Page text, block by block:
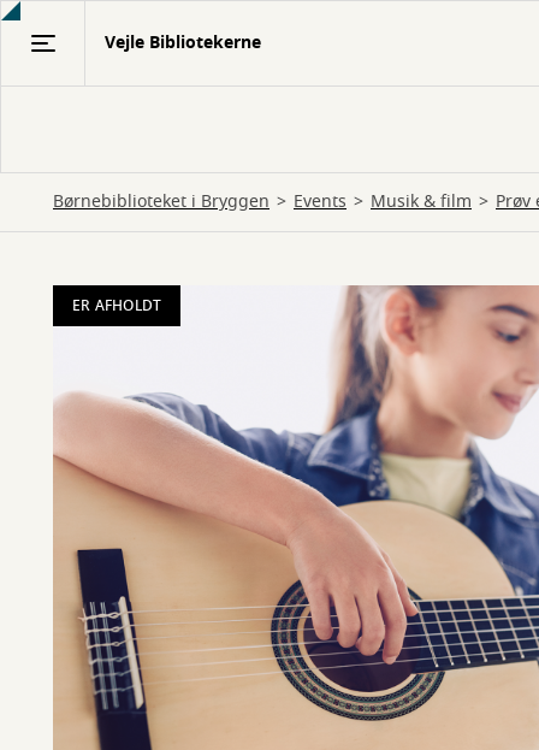
Gå
Vejle Bibliotekerne
Børnebiblioteket i Bryggen Events Musik & film
ER AFHOLDT